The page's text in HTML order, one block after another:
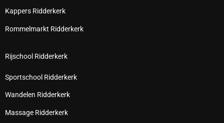
Kappers Ridderkerk
Rommelmarkt Ridderkerk
Rijschool Ridderkerk
Sportschool Ridderkerk
Wandelen Ridderkerk
Massage Ridderkerk